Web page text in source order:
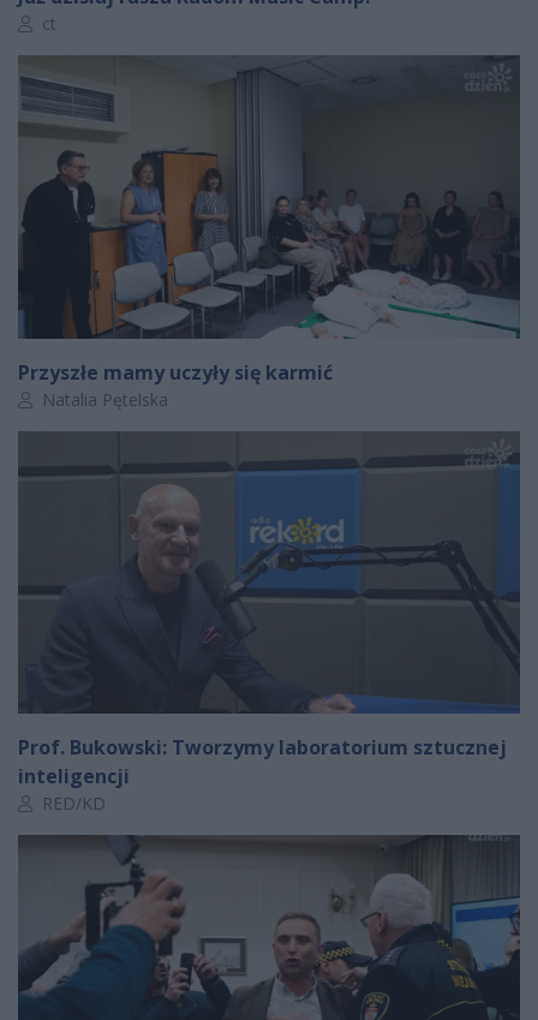
Autor artykułu:
ct
Przyszłe mamy uczyły się karmić
Autor artykułu:
Natalia Pętelska
Prof. Bukowski: Tworzymy laboratorium sztucznej
inteligencji
Autor artykułu:
RED/KD